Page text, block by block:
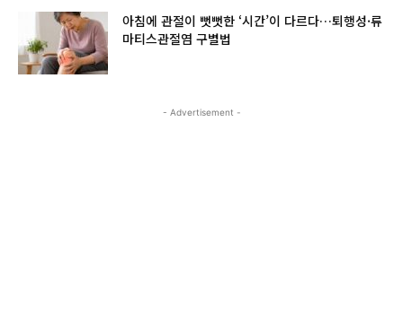
아침에 관절이 뻣뻣한 ‘시간’이 다르다…퇴행성·류
마티스관절염 구별법
- Advertisement -